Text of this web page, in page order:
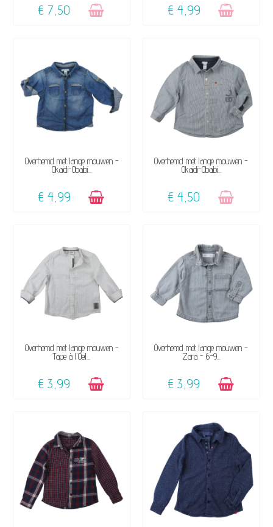
€ 7,50 € 4,99
BESCHIKBAAR
Overhemd met lange mouwen -
Okaidi-Obaibi...
€ 4,99
NIET OP VOORRAAD
Overhemd met lange mouwen -
Okaidi-Obaibi...
€ 4,50
BESCHIKBAAR
Overhemd met lange mouwen -
Tape à l'Oeil...
€ 3,99
BESCHIKBAAR
Overhemd met lange mouwen -
Zara - 6-9...
€ 3,99